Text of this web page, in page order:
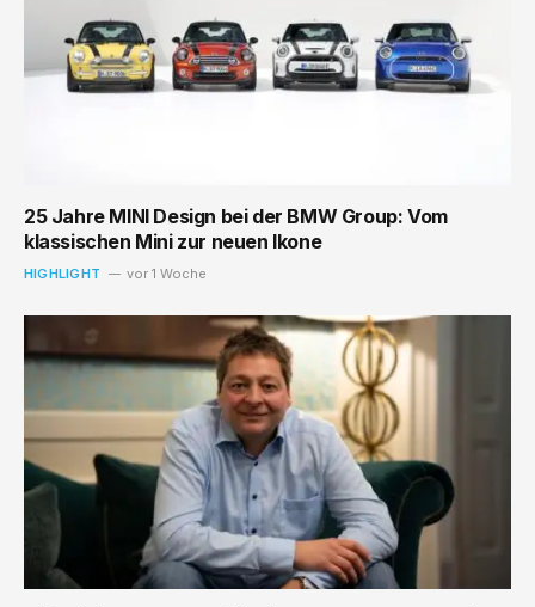
25 Jahre MINI Design bei der BMW Group: Vom
klassischen Mini zur neuen Ikone
HIGHLIGHT vor 1 Woche